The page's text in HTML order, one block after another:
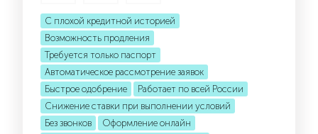
С плохой кредитной историей
Возможность продления
Требуется только паспорт
Автоматическое рассмотрение заявок
Быстрое одобрение
Работает по всей России
Снижение ставки при выполнении условий
Без звонков
Оформление онлайн